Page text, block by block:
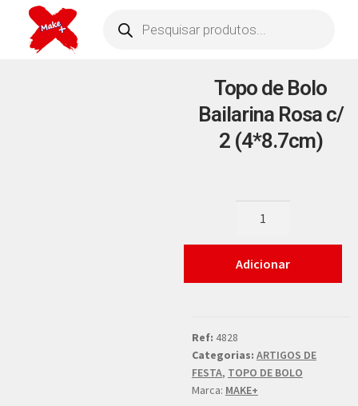
Topo de Bolo
Bailarina Rosa c/
2 (4*8.7cm)
Adicionar
Ref: 4828
Categorias: ARTIGOS DE
FESTA, TOPO DE BOLO
Marca: MAKE+